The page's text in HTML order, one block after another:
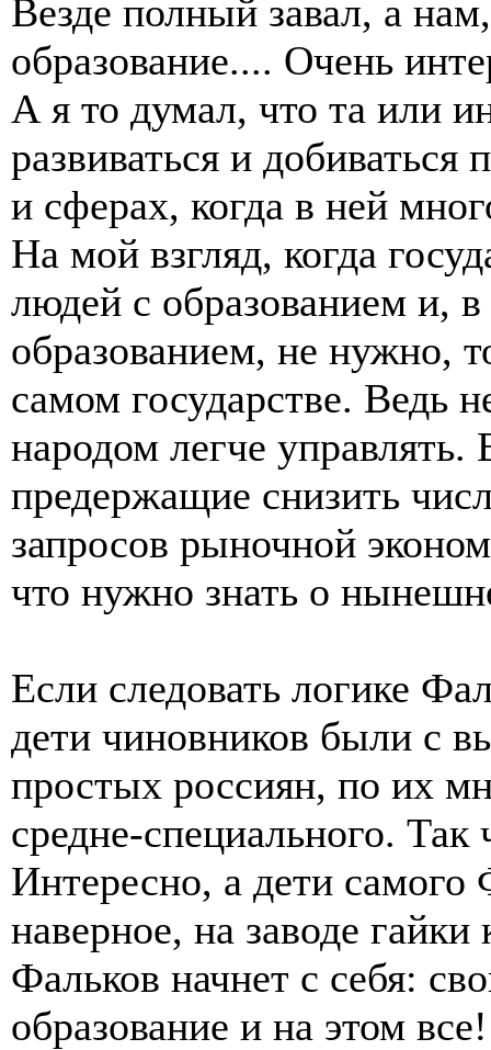
Везде полный завал, а
образование.... Очень
А я то думал, что та или
развиваться и добиваться
и сферах, когда в ней
На мой взгляд, когда
людей с образованием и,
образованием, не нужно,
самом государстве. Ведь
народом легче управлять.
предержащие снизить
запросов рыночной
что нужно знать о
Если следовать логике
дети чиновников были с
простых россиян, по их
средне-специального. Так
Интересно, а дети
наверное, на заводе
Фальков начнет с себя:
образование и на этом все!